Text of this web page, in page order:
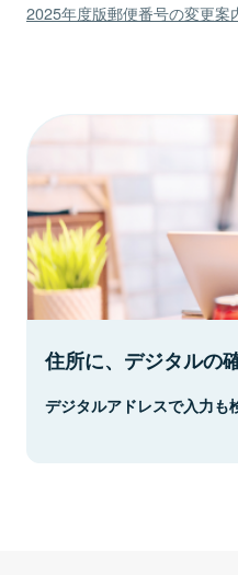
2025年度版郵便番号の変更案
住所に、デジタルの
デジタルアドレスで入力も